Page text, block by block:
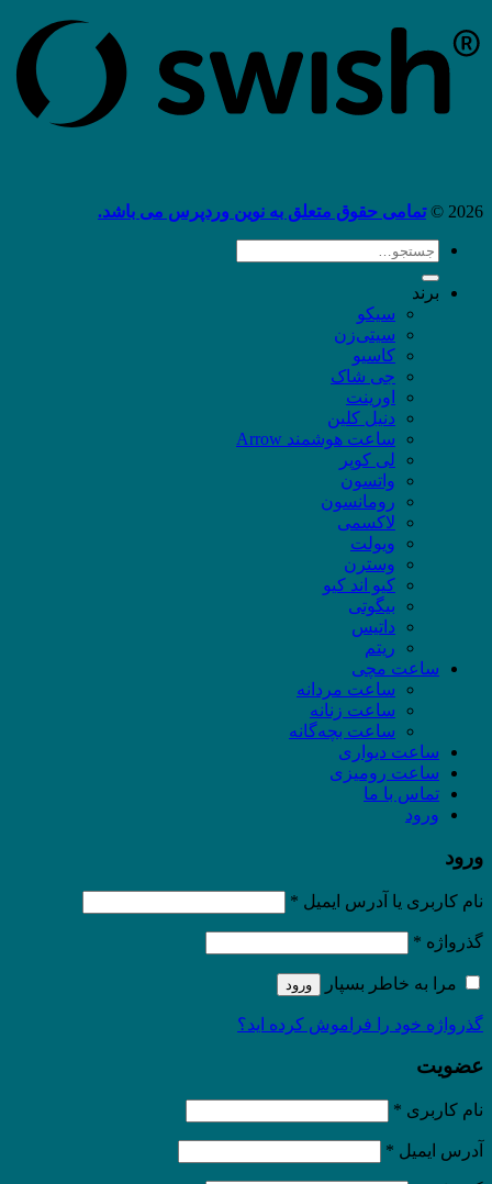
2026 ©
تمامی حقوق متعلق به نوین وردپرس می باشد.
جستجو
برند
سیکو
سیتی‌زن
کاسیو
جی شاک
اورینت
دنیل کلین
ساعت هوشمند Arrow
لی کوپر
واتسون
رومانسون
لاکسمی
ویولت
وسترن
کیو اند کیو
بیگوتی
داتیس
ریتم
ساعت مچی
ساعت مردانه
ساعت زنانه
ساعت بچه‌گانه
ساعت دیواری
ساعت رومیزی
تماس با ما
ورود
ورود
نام کاربری یا آدرس ایمیل *
گذرواژه *
مرا به خاطر بسپار ورود
گذرواژه خود را فراموش کرده اید؟
عضویت
نام کاربری *
آدرس ایمیل *